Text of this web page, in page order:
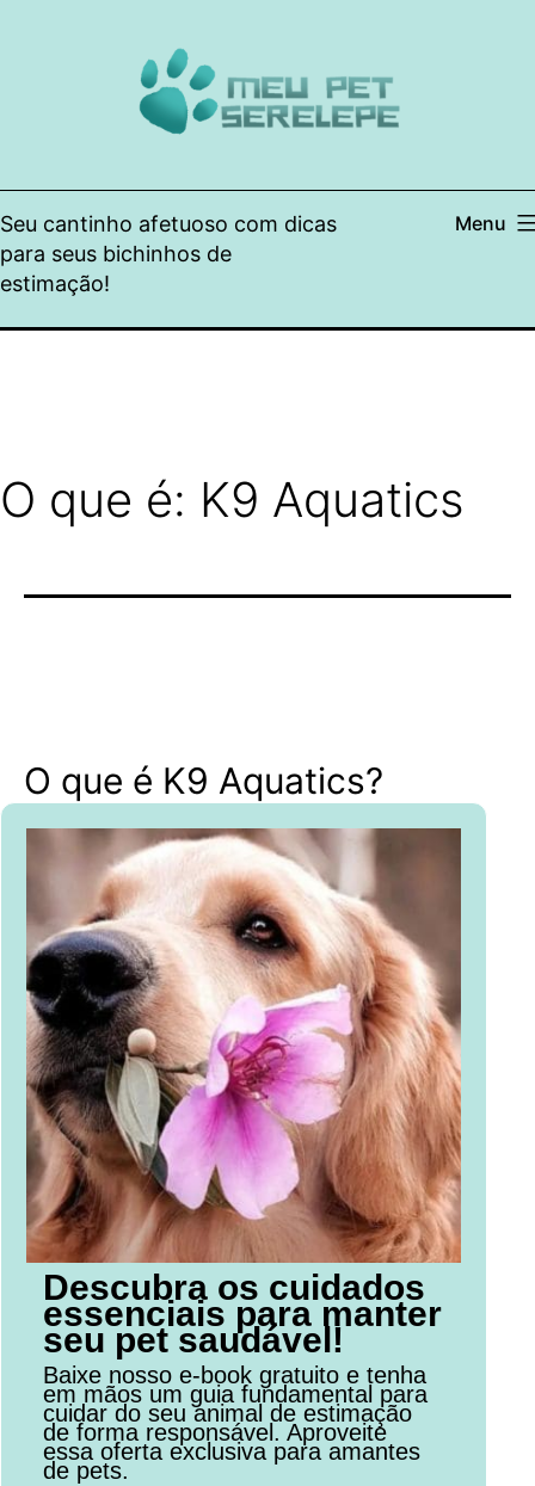
Seu cantinho afetuoso com dicas
para seus bichinhos de
estimação!
Menu
O que é: K9 Aquatics
O que é K9 Aquatics?
Descubra os cuidados
essenciais para manter
seu pet saudável!
Baixe nosso e-book gratuito e tenha
em mãos um guia fundamental para
cuidar do seu animal de estimação
de forma responsável. Aproveite
essa oferta exclusiva para amantes
de pets.